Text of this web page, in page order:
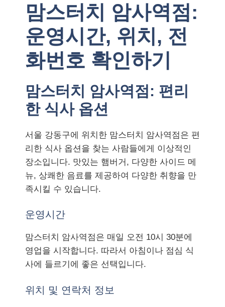
맘스터치 암사역점:
운영시간, 위치, 전
화번호 확인하기
맘스터치 암사역점: 편리
한 식사 옵션
서울 강동구에 위치한 맘스터치 암사역점은 편
리한 식사 옵션을 찾는 사람들에게 이상적인
장소입니다. 맛있는 햄버거, 다양한 사이드 메
뉴, 상쾌한 음료를 제공하여 다양한 취향을 만
족시킬 수 있습니다.
운영시간
맘스터치 암사역점은 매일 오전 10시 30분에
영업을 시작합니다. 따라서 아침이나 점심 식
사에 들르기에 좋은 선택입니다.
위치 및 연락처 정보